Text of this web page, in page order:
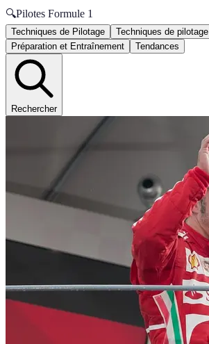
🔍Pilotes Formule 1
Techniques de Pilotage Techniques de pilotage
Préparation et Entraînement
Tendances
Rechercher